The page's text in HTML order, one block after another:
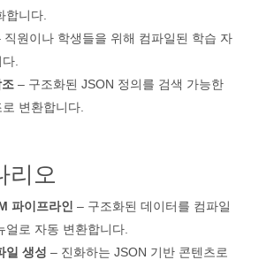
합니다.
직원이나 학생들을 위해 컴파일된 학습 자
.
– 구조화된 JSON 정의를 검색 가능한
변환합니다.
리오
파이프라인 – 구조화된 데이터를 컴파일
얼로 자동 변환합니다.
일 생성 – 진화하는 JSON 기반 콘텐츠로